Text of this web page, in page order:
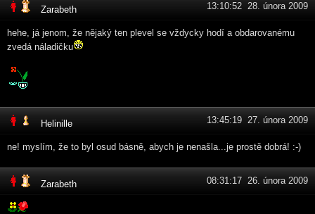
Zarabeth 13:10:52 28. února 2009
hehe, já jenom, že nějaký ten plevel se vždycky hodí a obdarovanému
zvedá náladičku
Helinille 13:45:19 27. února 2009
ne! myslím, že to byl osud básně, abych je nenašla...je prostě dobrá! :-)
Zarabeth 08:31:17 26. února 2009